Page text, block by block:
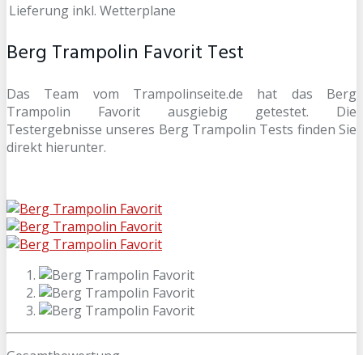
Lieferung inkl. Wetterplane
Berg Trampolin Favorit Test
Das Team vom Trampolinseite.de hat das Berg
Trampolin Favorit ausgiebig getestet. Die
Testergebnisse unseres Berg Trampolin Tests finden Sie
direkt hierunter.